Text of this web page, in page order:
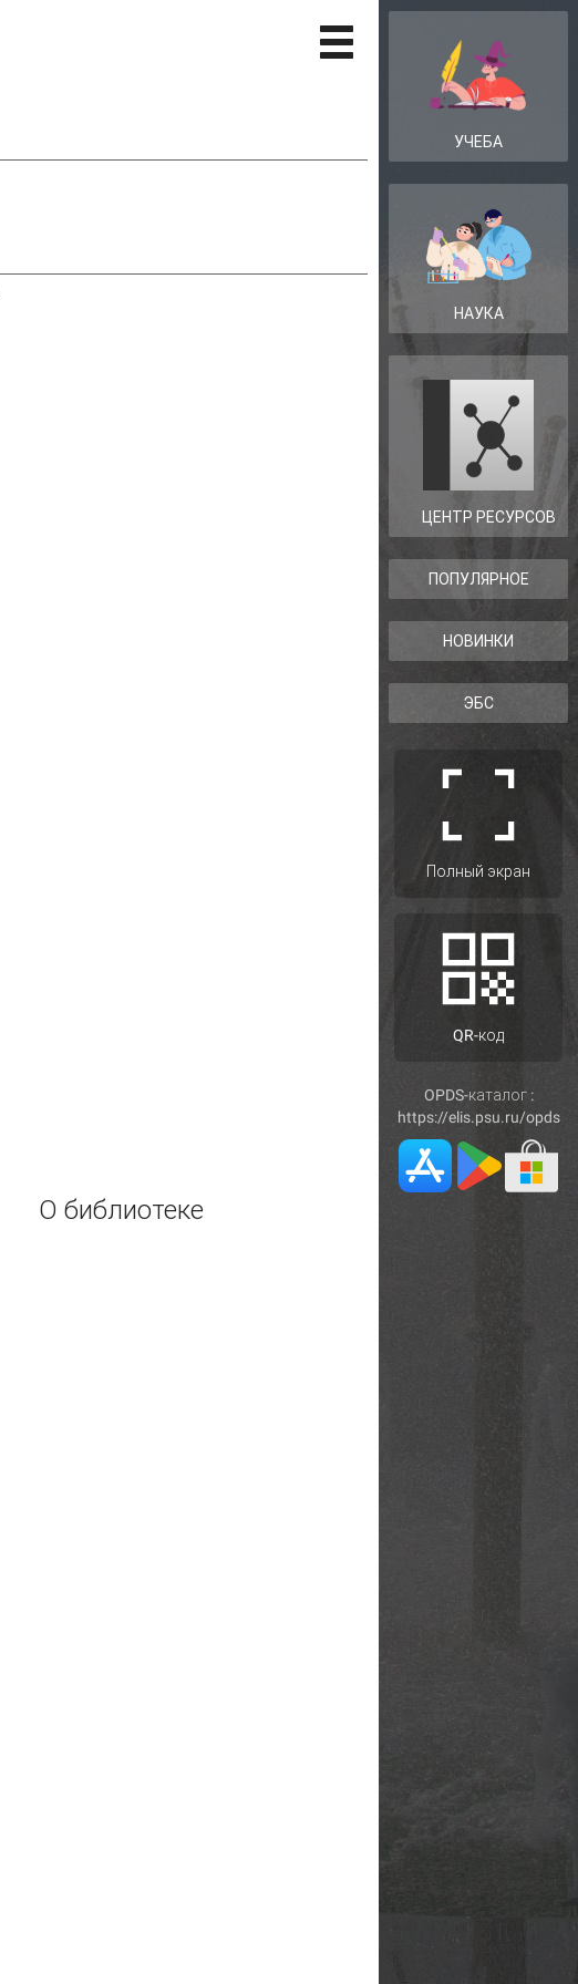
О библиотеке
УЧЕБА
НАУКА
ЦЕНТР РЕСУРСОВ
ПОПУЛЯРНОЕ
НОВИНКИ
ЭБС
Полный экран
QR-код
OPDS-каталог :
https://elis.psu.ru/opds